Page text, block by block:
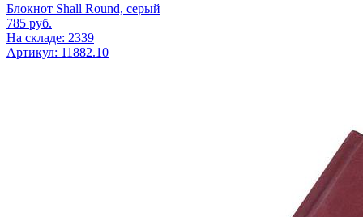
Блокнот Shall Round, серый
785 руб.
На складе: 2339
Артикул: 11882.10